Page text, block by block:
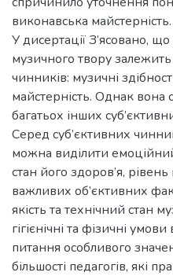
виконавська майстерність.
У дисертації З’ясовано,
музичного твору
чинників: музичні
майстерність. Однак вона
багатьох інших
Серед суб’єктивних
можна виділити
стан його здоров’я,
важливих об’єктивних
якість та технічний стан
гігієнічні та фізичні
питання особливого
більшості педагогів, які